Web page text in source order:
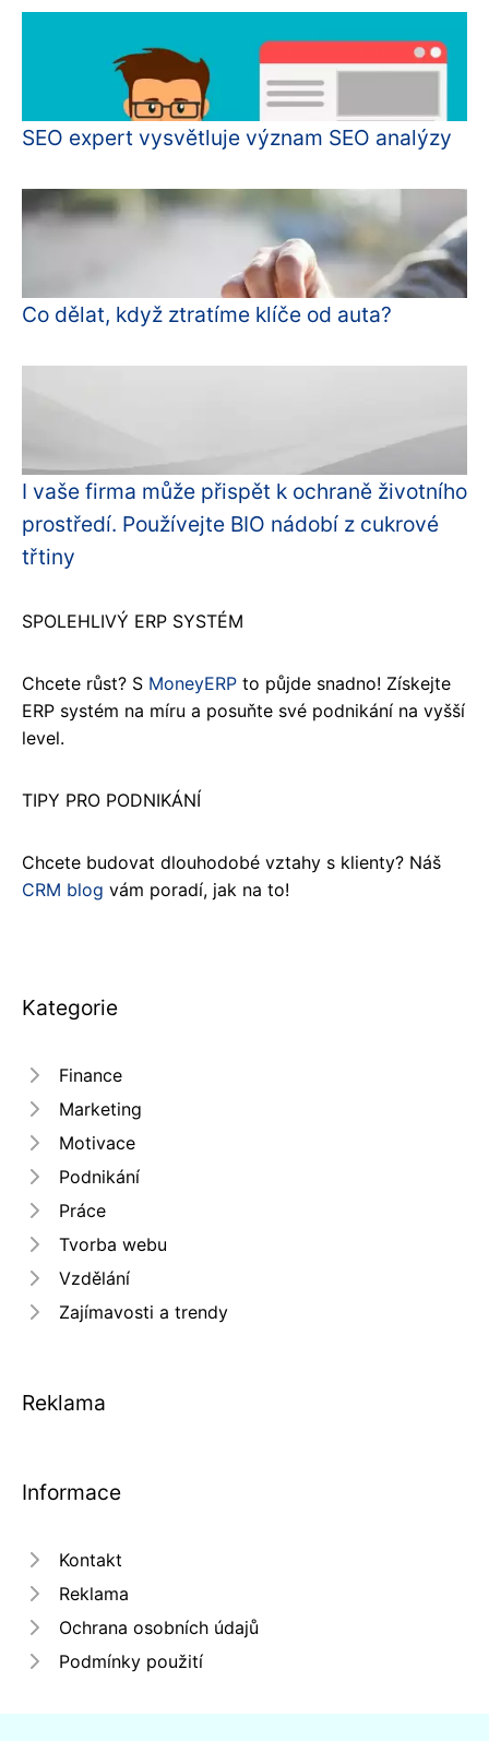
SEO expert vysvětluje význam SEO analýzy
Co dělat, když ztratíme klíče od auta?
I vaše firma může přispět k ochraně životního
prostředí. Používejte BIO nádobí z cukrové
třtiny
SPOLEHLIVÝ ERP SYSTÉM
Chcete růst? S MoneyERP to půjde snadno! Získejte
ERP systém na míru a posuňte své podnikání na vyšší
level.
TIPY PRO PODNIKÁNÍ
Chcete budovat dlouhodobé vztahy s klienty? Náš
CRM blog vám poradí, jak na to!
Kategorie
Finance
Marketing
Motivace
Podnikání
Práce
Tvorba webu
Vzdělání
Zajímavosti a trendy
Reklama
Informace
Kontakt
Reklama
Ochrana osobních údajů
Podmínky použití